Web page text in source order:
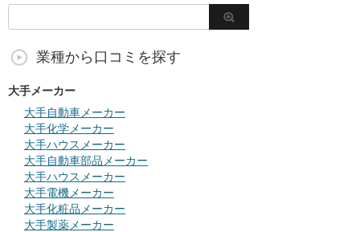
業種から口コミを探す
大手メーカー
大手自動車メーカー
大手化学メーカー
大手ハウスメーカー
大手自動車部品メーカー
大手ハウスメーカー
大手電機メーカー
大手化粧品メーカー
大手製薬メーカー